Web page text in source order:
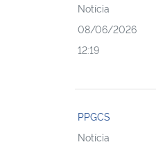
Notícia
08/06/2026
12:19
PPGCS
Notícia